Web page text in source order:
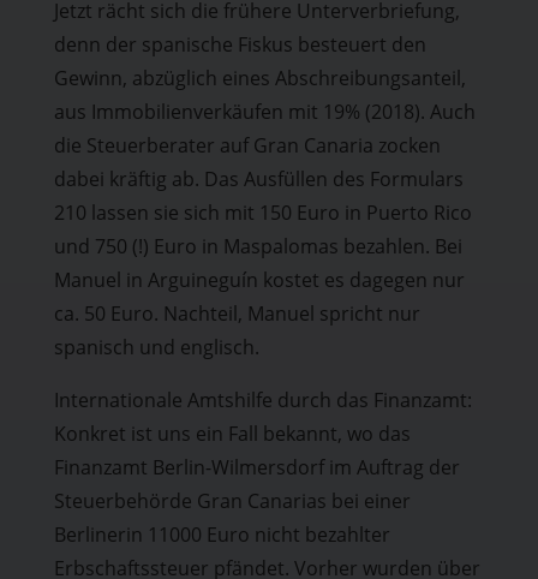
Jetzt rächt sich die frühere Unterverbriefung,
denn der spanische Fiskus besteuert den
Gewinn, abzüglich eines Abschreibungsanteil,
aus Immobilienverkäufen mit 19% (2018). Auch
die Steuerberater auf Gran Canaria zocken
dabei kräftig ab. Das Ausfüllen des Formulars
210 lassen sie sich mit 150 Euro in Puerto Rico
und 750 (!) Euro in Maspalomas bezahlen. Bei
Manuel in Arguineguín kostet es dagegen nur
ca. 50 Euro. Nachteil, Manuel spricht nur
spanisch und englisch.
Internationale Amtshilfe durch das Finanzamt:
Konkret ist uns ein Fall bekannt, wo das
Finanzamt Berlin-Wilmersdorf im Auftrag der
Steuerbehörde Gran Canarias bei einer
Berlinerin 11000 Euro nicht bezahlter
Erbschaftssteuer pfändet. Vorher wurden über